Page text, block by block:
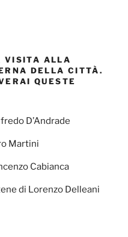
VISITA ALLA
DELLA CITTÀ.
QUESTE
D’Andrade
Martini
Cabianca
di Lorenzo Delleani